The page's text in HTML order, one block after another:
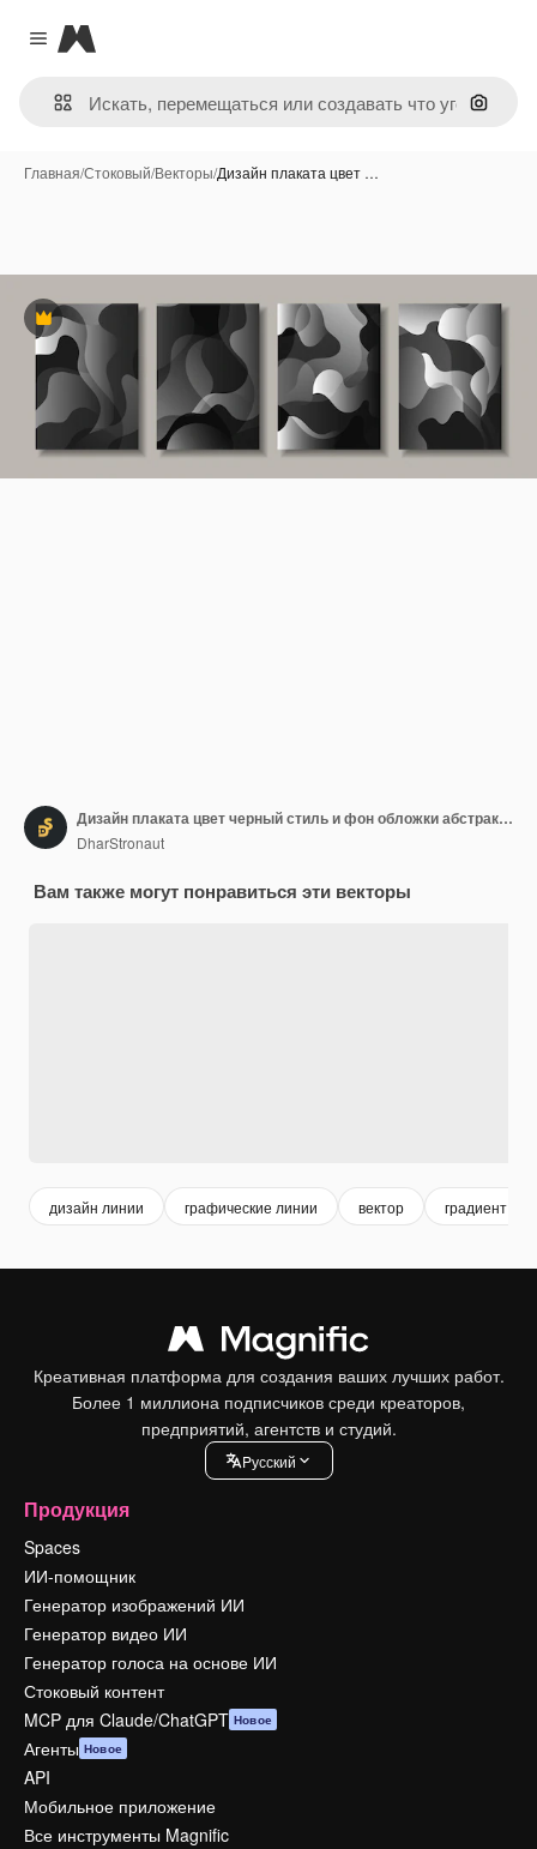
Close menu
Magnific
Поиск
Главная/Стоковый/Векторы/Дизайн плаката цвет …
Премиум
Дизайн плаката цвет черный стиль и фон обложки абстрактная современная форма волны
DharStronaut
Вам также могут понравиться эти векторы
дизайн линии графические линии вектор градиент
Креативная платформа для создания ваших лучших работ.
Более 1 миллиона подписчиков среди креаторов,
предприятий, агентств и студий.
Pусский
Продукция
Spaces
ИИ-помощник
Генератор изображений ИИ
Генератор видео ИИ
Генератор голоса на основе ИИ
Стоковый контент
MCP для Claude/ChatGPT Новое
Агенты Новое
API
Мобильное приложение
Все инструменты Magnific